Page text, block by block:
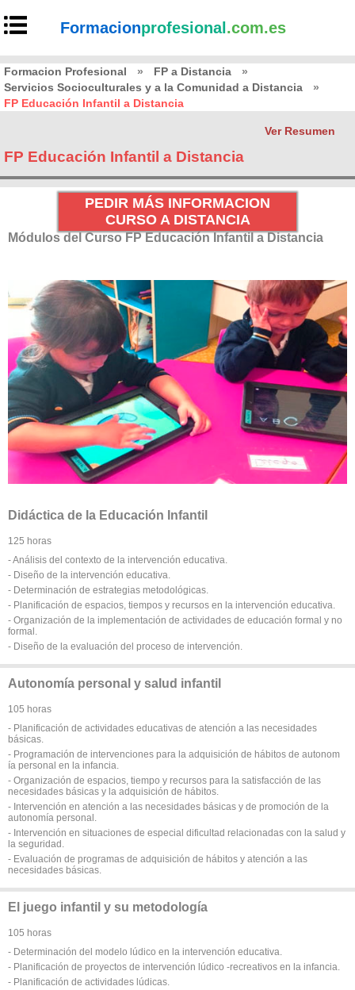
Formacionprofesional .com.es
Formacion Profesional » FP a Distancia
»
Servicios Socioculturales y a la Comunidad a Distancia
»
FP Educación Infantil a Distancia
Ver Resumen
FP Educación Infantil a Distancia
PEDIR MÁS INFORMACION
CURSO A DISTANCIA
Módulos del Curso FP Educación Infantil a Distancia
Didáctica de la Educación Infantil
125 horas
- Análisis del contexto de la intervención educativa.
- Diseño de la intervención educativa.
- Determinación de estrategias metodológicas.
- Planificación de espacios, tiempos y recursos en la intervención educativa.
- Organización de la implementación de actividades de educación formal y no
formal.
- Diseño de la evaluación del proceso de intervención.
Autonomía personal y salud infantil
105 horas
- Planificación de actividades educativas de atención a las necesidades
básicas.
- Programación de intervenciones para la adquisición de hábitos de autonom
ía personal en la infancia.
- Organización de espacios, tiempo y recursos para la satisfacción de las
necesidades básicas y la adquisición de hábitos.
- Intervención en atención a las necesidades básicas y de promoción de la
autonomía personal.
- Intervención en situaciones de especial dificultad relacionadas con la salud y
la seguridad.
- Evaluación de programas de adquisición de hábitos y atención a las
necesidades básicas.
El juego infantil y su metodología
105 horas
- Determinación del modelo lúdico en la intervención educativa.
- Planificación de proyectos de intervención lúdico -recreativos en la infancia.
- Planificación de actividades lúdicas.